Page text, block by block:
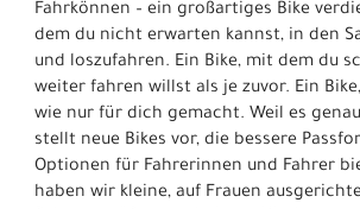
Fahrkönnen – ein großartiges Bike
dem du nicht erwarten kannst, in den
und loszufahren. Ein Bike, mit dem du
weiter fahren willst als je zuvor. Ein
wie nur für dich gemacht. Weil es
stellt neue Bikes vor, die bessere
Optionen für Fahrerinnen und Fahrer
haben wir kleine, auf Frauen